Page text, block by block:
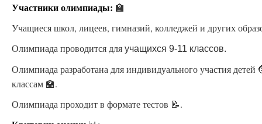
Участники олимпиады: 🏫
Учащиеся школ, лицеев, гимназий, колледжей и других
Олимпиада проводится для учащихся 9-11 классов.
Олимпиада разработана для индивидуального участия
классам 🏫.
Олимпиада проходит в формате тестов 📝.